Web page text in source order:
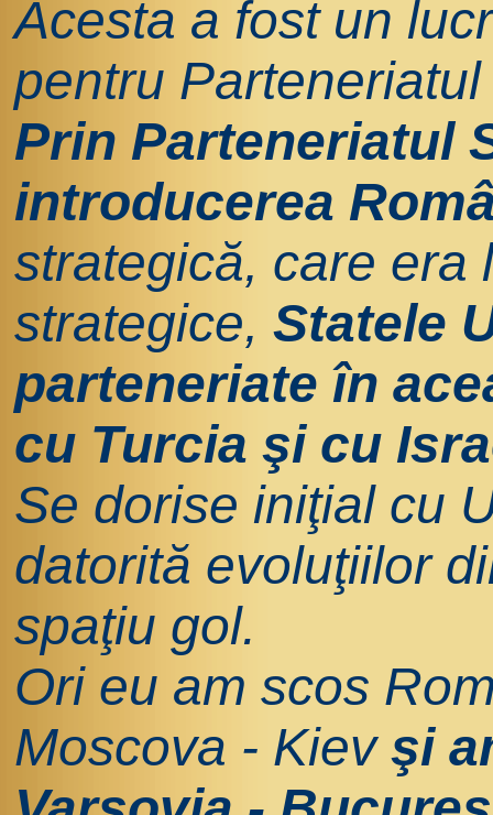
Acesta a fost un
pentru
Prin Parteneriatul
introducerea
strategică, care era
strategice, Statele
parteneriate în
cu Turcia şi cu
Se dorise iniţial cu
datorită evoluţiilor
spaţiu gol.
Ori eu am scos
Moscova - Kiev şi